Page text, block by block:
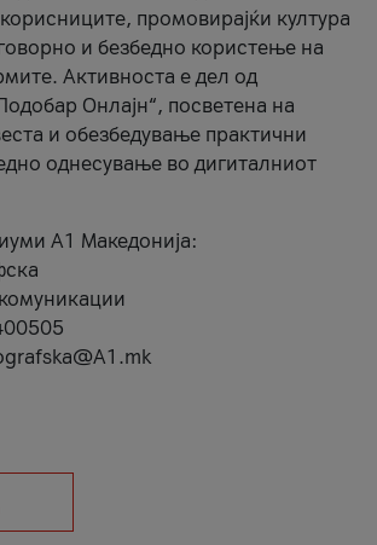
промовирајќи култура
и безбедно користење на
Активноста е дел од
Онлајн“, посветена на
и обезбедување практични
однесување во дигиталниот
А1 Македонија: